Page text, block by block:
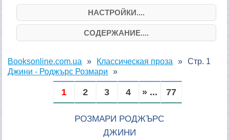
НАСТРОЙКИ....
СОДЕРЖАНИЕ....
Booksonline.com.ua
Классическая проза
Джини - Роджърс Розмари
Стр. 1
1 2 3 4 » ... 77
РОЗМАРИ РОДЖЪРС
ДЖИНИ